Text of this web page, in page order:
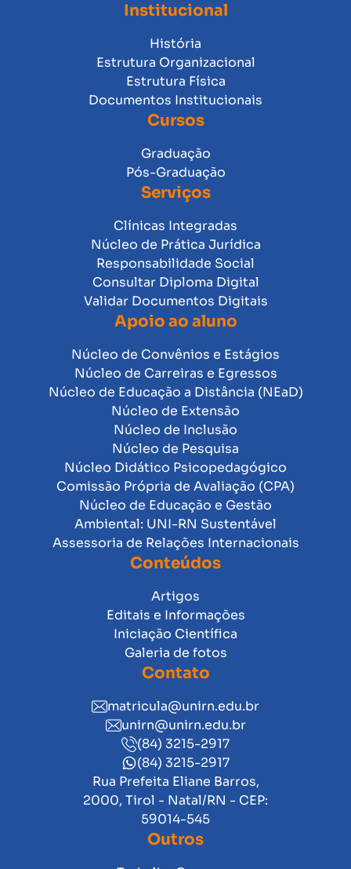
Institucional
História
Estrutura Organizacional
Estrutura Física
Documentos Institucionais
Cursos
Graduação
Pós-Graduação
Serviços
Clínicas Integradas
Núcleo de Prática Jurídica
Responsabilidade Social
Consultar Diploma Digital
Validar Documentos Digitais
Apoio ao aluno
Núcleo de Convênios e Estágios
Núcleo de Carreiras e Egressos
Núcleo de Educação a Distância (NEaD)
Núcleo de Extensão
Núcleo de Inclusão
Núcleo de Pesquisa
Núcleo Didático Psicopedagógico
Comissão Própria de Avaliação (CPA)
Núcleo de Educação e Gestão
Ambiental: UNI-RN Sustentável
Assessoria de Relações Internacionais
Conteúdos
Artigos
Editais e Informações
Iniciação Científica
Galeria de fotos
Contato
matricula@unirn.edu.br
unirn@unirn.edu.br
(84) 3215-2917
(84) 3215-2917
Rua Prefeita Eliane Barros,
2000, Tirol - Natal/RN - CEP:
59014-545
Outros